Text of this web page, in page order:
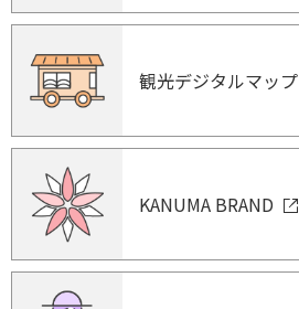
観光デジタルマップ
KANUMA BRAND